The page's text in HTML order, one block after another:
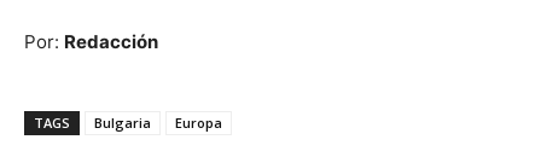
Por: Redacción
TAGS Bulgaria Europa